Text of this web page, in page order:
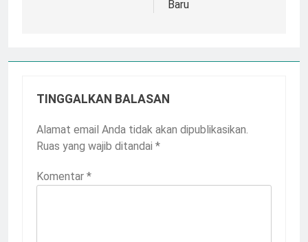
Baru
TINGGALKAN BALASAN
Alamat email Anda tidak akan dipublikasikan.
Ruas yang wajib ditandai *
Komentar *